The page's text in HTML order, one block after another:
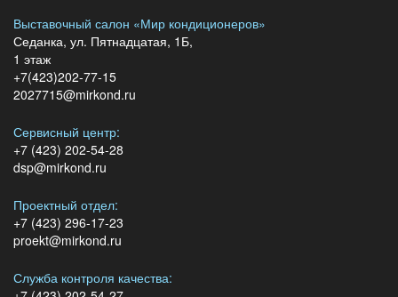
Выставочный салон «Мир кондиционеров»
Седанка, ул. Пятнадцатая, 1Б,
1 этаж
+7(423)202-77-15
2027715@mirkond.ru
Сервисный центр:
+7 (423) 202-54-28
dsp@mirkond.ru
Проектный отдел:
+7 (423) 296-17-23
proekt@mirkond.ru
Служба контроля качества: